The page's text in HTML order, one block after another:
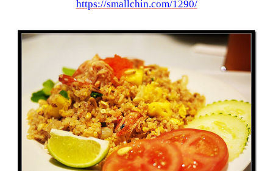
https://smallchin.com/1290/